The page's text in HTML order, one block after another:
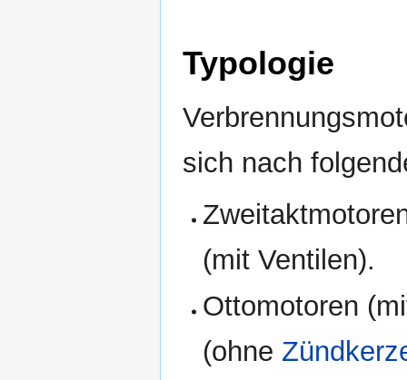
Typologie
sich nach
(mit Ventilen).
Ottomotoren
(ohne